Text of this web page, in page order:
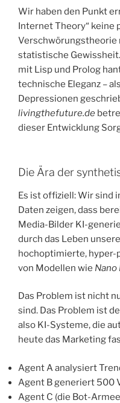
​Wir haben den Punkt
Internet Theory“ keine
Verschwörungstheorie
statistische
mit Lisp und Prolog
technische Eleganz –
Depressionen
livingthefuture.de
dieser Entwicklung
​Die Ära der
​Es ist offiziell: Wir sind
Daten zeigen, dass
Media-Bilder KI-
durch das Leben
hochoptimierte, hyper-
von Modellen wie Nano
​Das Problem ist nicht
sind. Das Problem ist
also KI-Systeme, die
heute das Marketing
​Agent A analysiert
​Agent B generiert 500
​Agent C (die Bot-